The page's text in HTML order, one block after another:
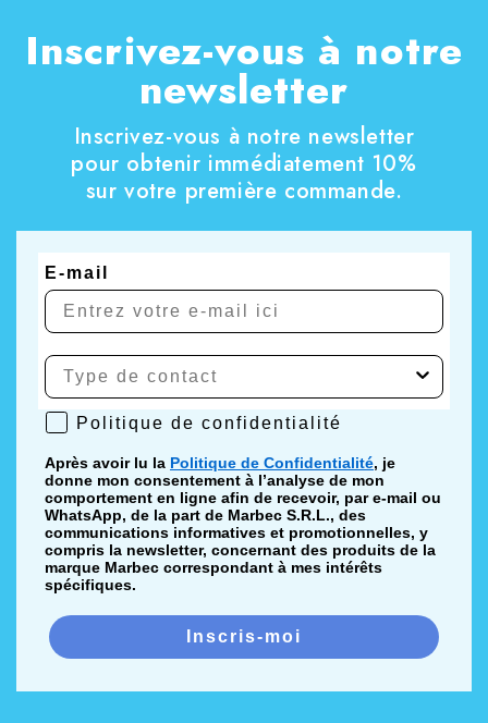
Inscrivez-vous à notre
newsletter
Inscrivez-vous à notre newsletter
pour obtenir immédiatement 10%
sur votre première commande.
E-mail
Politique de confidentialité
Politique de confidentialité
Après avoir lu la Politique de Confidentialité, je
donne mon consentement à l’analyse de mon
comportement en ligne afin de recevoir, par e-mail ou
WhatsApp, de la part de Marbec S.R.L., des
communications informatives et promotionnelles, y
compris la newsletter, concernant des produits de la
marque Marbec correspondant à mes intérêts
spécifiques.
Inscris-moi